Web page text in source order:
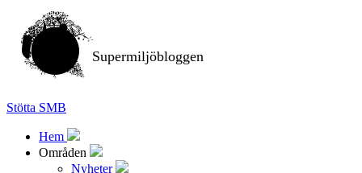
Supermiljöbloggen
Stötta SMB
Hem
Områden
Nyheter